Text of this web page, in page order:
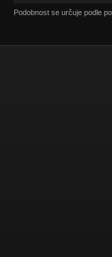
Podobnost se určuje podle